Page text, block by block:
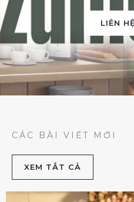
LIÊN
CÁC BÀI VIẾT MỚI
XEM TẮT CẢ